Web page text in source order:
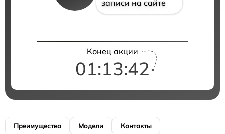
записи на сайте
Конец акции
01:13:42
Преимущества Модели Контакты